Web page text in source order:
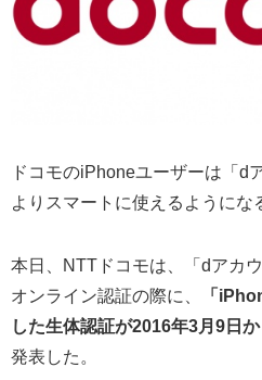
ドコモのiPhoneユーザーは「d
よりスマートに使えるようにな
本日、NTTドコモは、「dアカ
オンライン認証の際に、
「
した生体認証が2016年3月9日
発表した。